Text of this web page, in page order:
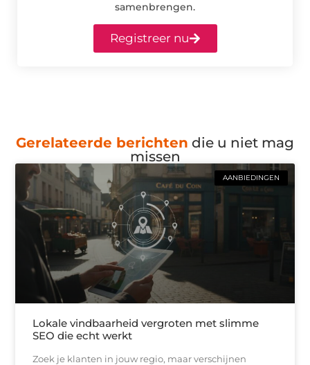
samenbrengen.
Registreer nu
Gerelateerde berichten die u niet mag
missen
AANBIEDINGEN
Lokale vindbaarheid vergroten met slimme
SEO die echt werkt
Zoek je klanten in jouw regio, maar verschijnen